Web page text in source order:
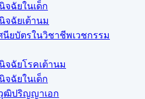
จฉัยในเด็ก
จฉัยเต้านม
ยบัตรในวิชาชีพเวชกรรม
จฉัยโรคเต้านม
จฉัยในเด็ก
ฒิปริญญา​เอก